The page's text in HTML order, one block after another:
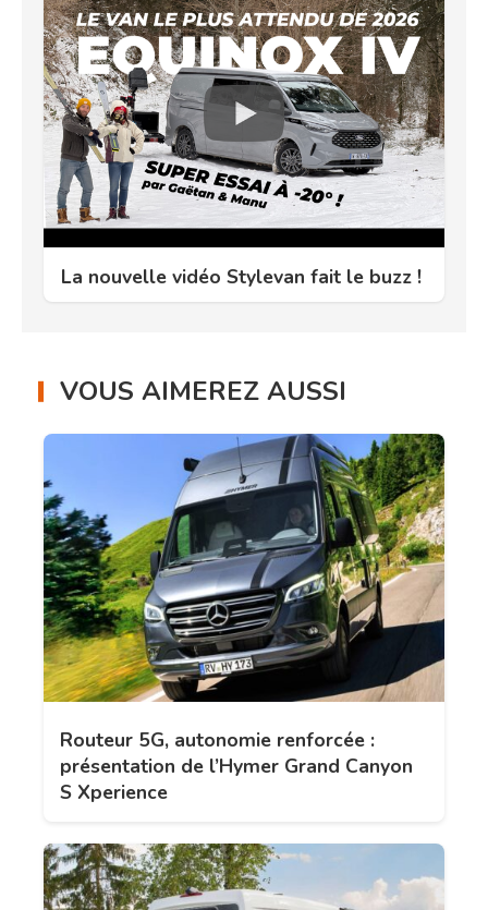
La nouvelle vidéo Stylevan fait le buzz !
VOUS AIMEREZ AUSSI
Routeur 5G, autonomie renforcée :
présentation de l’Hymer Grand Canyon
S Xperience